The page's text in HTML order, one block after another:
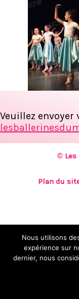
Veuillez
© Les
Plan du
Nous utilisons
expérience sur
dernier, nous